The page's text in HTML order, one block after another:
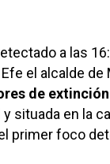
a las
el alcalde de
de
y situada en la
primer foco